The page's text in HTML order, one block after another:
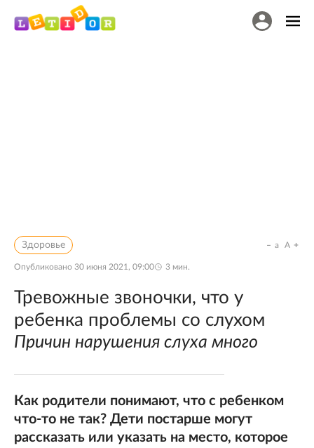
Здоровье
Опубликовано 30 июня 2021, 09:00 3 мин.
a A
Тревожные звоночки, что у
ребенка проблемы со слухом
Причин нарушения слуха много
Как родители понимают, что с ребенком
что-то не так? Дети постарше могут
рассказать или указать на место, которое